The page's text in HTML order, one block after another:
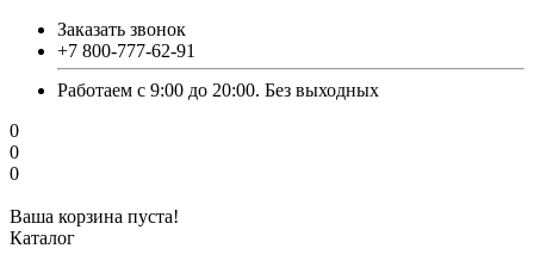
Заказать звонок
+7 800-777-62-91
Работаем с 9:00 до 20:00. Без выходных
0
0
0
Ваша корзина пуста!
Каталог